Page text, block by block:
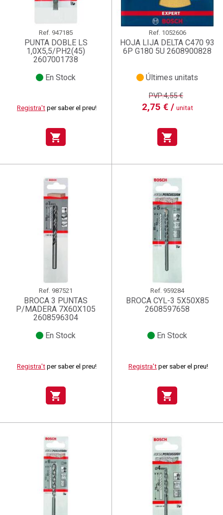
Ref. 947185
PUNTA DOBLE LS
1,0X5,5/PH2(45)
2607001738
En Stock
Registra't per saber el preu!
shopping_cart
Ref. 1052606
HOJA LIJA DELTA C470 93
6P G180 5U 2608900828
Últimes unitats
PVP:4,55 €
2,75 € / unitat
shopping_cart
Ref. 987521
BROCA 3 PUNTAS
P/MADERA 7X60X105
2608596304
En Stock
Registra't per saber el preu!
shopping_cart
Ref. 959284
BROCA CYL-3 5X50X85
2608597658
En Stock
Registra't per saber el preu!
shopping_cart